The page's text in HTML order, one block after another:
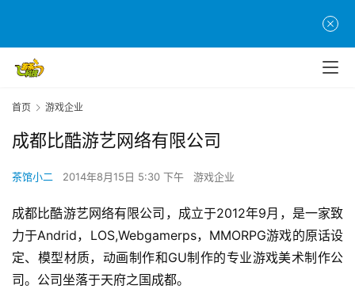
首
页
茶
创
游
戏
业
界
首页 游戏企业
成都比酷游艺网络有限公司
茶馆小二 2014年8月15日 5:30 下午 游戏企业
成都比酷游艺网络有限公司，成立于2012年9月，是一家致
力于Andrid，LOS,Webgamerps，MMORPG游戏的原话设
定、模型材质，动画制作和GU制作的专业游戏美术制作公
司。公司坐落于天府之国成都。